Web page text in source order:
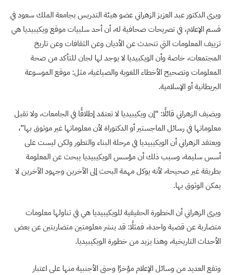
ويرى الدكتور عبد العزيز الزهراني عضو هيئة التدريس بجامعة الملك سعود في
قسم الإعلام، في تصريحات صحافية له، أن أحد سلبيات موقع ويكيبيديا هي
تزييف المعلومات التي تتحدث عن الأديان وعن الثقافات وعن تاريخ
المجتمعات، خاصة وأن الويكبيديا لا يوجد لها لجان للتأكد من صحة
المعلومات وتصحيح الأخطاء اللغوية والصياغية، مثل: موقع الموسوعة
البريطانية أو الإسلامية.
ويضيف الزهراني قائلًا: “إن ويكيبيديا لا تعتمَد إطلاقًا في الجامعات، ولا تقبل
معلوماتها في رسائل الماجستير أو الدكتوراة لأن معلوماتها غير موثوق بها”،
ويعتقد الزهراني أن الويكيبيديا في مرحلة البناء والتطور ولكن ليست على
أسس سليمة، وسبب ذلك أن مؤسس الويكيبيديا يبحث عن المعلومة
بطريقة غير صحيحة، لأنه يوكل مهمة البحث إلى الآخرين وجهود الآخرين لا
يمكن الوثوق بها.
ويرى الزهراني أن الخطورة الحقيقية للويكيبيديا هي في تناولها معلومات
متضاربة عن قضية واحدة، فمثلًا: قد ينشر معلومتين متضاربتين عن بعض
الأحداث التاريخية، وهذا يزيد من خطورة الويكيبيديا.
وتقع العديد من وسائل الإعلام مؤخرًا وحتى الأجنبية منها على اعتبار